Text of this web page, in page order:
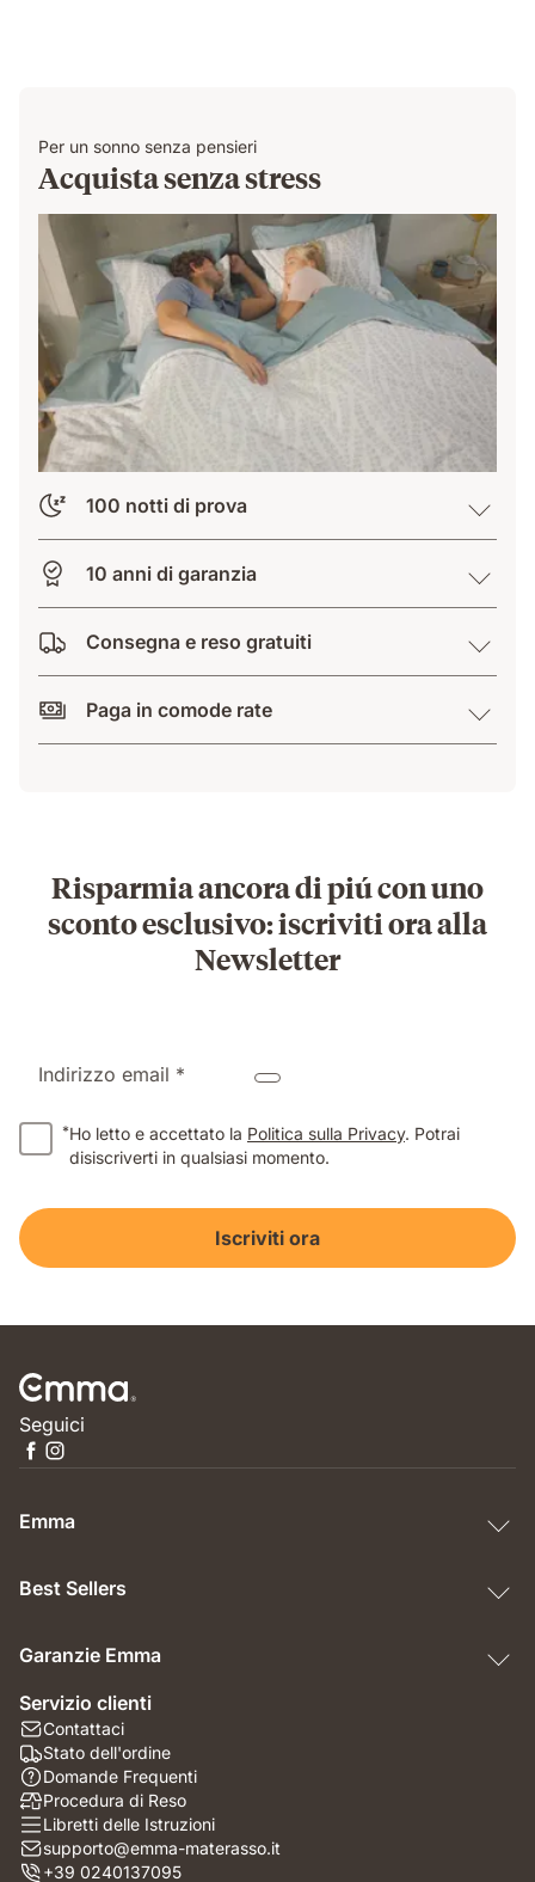
Per un sonno senza pensieri
Acquista senza stress
100 notti di prova
10 anni di garanzia
Consegna e reso gratuiti
Paga in comode rate
Risparmia ancora di piú con uno
sconto esclusivo: iscriviti ora alla
Newsletter
Indirizzo email *
*Ho letto e accettato la Politica sulla Privacy. Potrai
disiscriverti in qualsiasi momento.
Iscriviti ora
Seguici
Emma
Best Sellers
Garanzie Emma
Servizio clienti
Contattaci
Stato dell'ordine
Domande Frequenti
Procedura di Reso
Libretti delle Istruzioni
supporto@emma-materasso.it
+39 0240137095